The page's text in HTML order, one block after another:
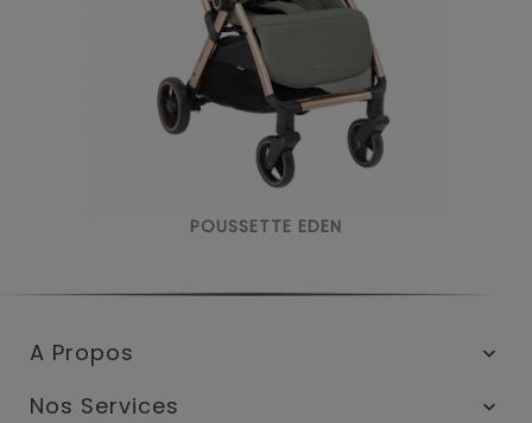
POUSSETTE EDEN
A Propos 
Nos Services 